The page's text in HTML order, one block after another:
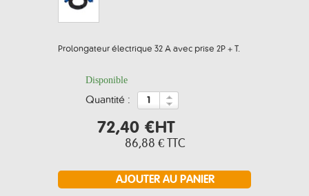
Prolongateur électrique 32 A avec prise 2P + T.
Disponible
quantité :
72,40 €HT
86,88 € TTC